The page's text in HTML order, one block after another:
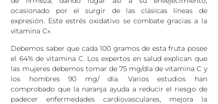
ocasionado por el surgir de las clásicas líneas de
expresión. Este estrés oxidativo se combate gracias a la
vitamina C».
Debemos saber que cada 100 gramos de esta fruta posee
el 64% de vitamina C. Los expertos en salud explican que
las mujeres debemos tomar de 75 mg/día de vitamina C y
los hombres 90 mg/ día. Varios estudios han
comprobado que la naranja ayuda a reducir el riesgo de
padecer enfermedades cardiovasculares, mejora la